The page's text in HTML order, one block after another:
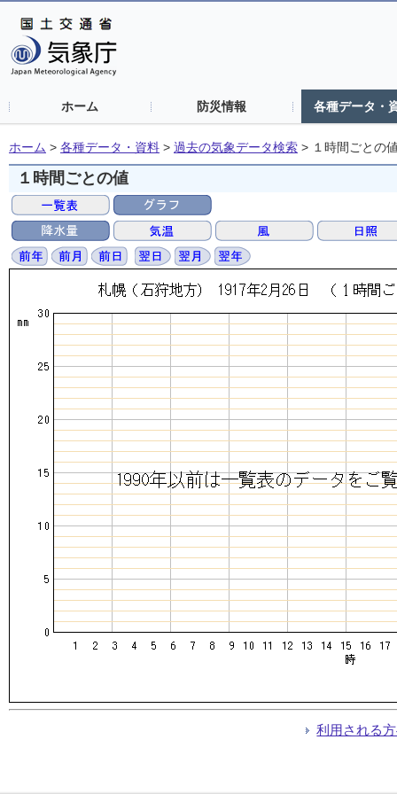
ホーム 防災情報 各種データ・
ホーム > 各種データ・資料 > 過去の気象データ検索 > １時間ごとの
１時間ごとの値
利用される